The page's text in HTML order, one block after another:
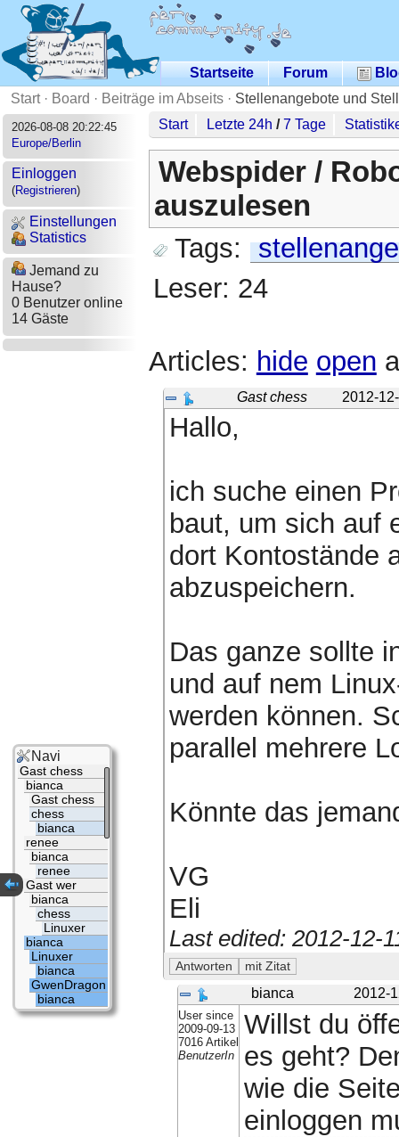
Startseite Forum
Start· Board · Beiträge im Abseits · Stellenangebote und
2026-08-08 20:22:45
Europe/Berlin
Einloggen
(Registrieren)
Einstellungen
Statistics
Jemand zu
Hause?
0 Benutzer online
14 Gäste
Start Letzte 24h /7 Tage
Webspider /
auszulesen
Tags:
Leser: 24
Articles: hide open
Gast chess 2012-
Hallo,
ich suche einen
baut, um sich auf
dort Kontostände
abzuspeichern.
Das ganze sollte
und auf nem
werden können.
parallel mehrere
Könnte das
VG
Eli
Last edited: 2012-12-
bianca 2012-
User since
2009-09-13
7016 Artikel
BenutzerIn
Willst du
es geht?
wie die
einloggen
Navi
Gast chess
bianca
Gast chess
chess
bianca
renee
bianca
renee
Gast wer
bianca
chess
Linuxer
bianca
Linuxer
bianca
GwenDragon
bianca